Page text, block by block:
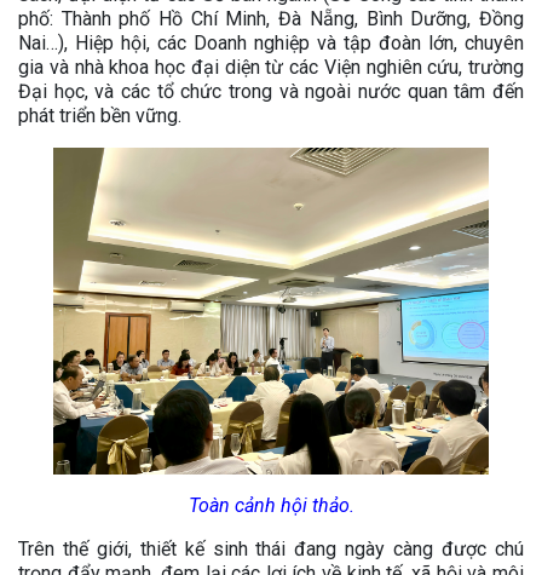
phố: Thành phố Hồ Chí Minh, Đà Nẵng, Bình Dưỡng, Đồng
Nai…), Hiệp hội, các Doanh nghiệp và tập đoàn lớn, chuyên
gia và nhà khoa học đại diện từ các Viện nghiên cứu, trường
Đại học, và các tổ chức trong và ngoài nước quan tâm đến
phát triển bền vững.
Toàn cảnh hội thảo.
Trên thế giới, thiết kế sinh thái đang ngày càng được chú